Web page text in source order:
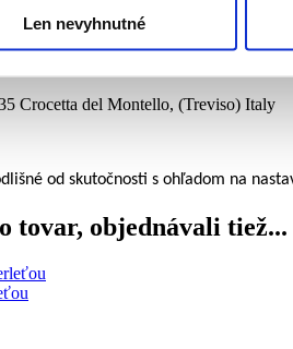
Len nevyhnutné
Crocetta del Montello, (Treviso) Italy
od skutočnosti s ohľadom na
tovar, objednávali tiež...